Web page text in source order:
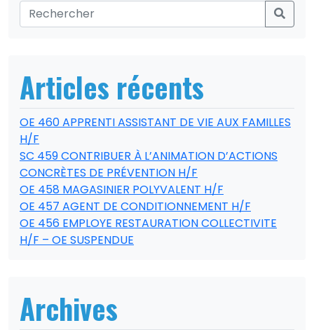
Articles récents
OE 460 APPRENTI ASSISTANT DE VIE AUX FAMILLES
H/F
SC 459 CONTRIBUER À L’ANIMATION D’ACTIONS
CONCRÈTES DE PRÉVENTION H/F
OE 458 MAGASINIER POLYVALENT H/F
OE 457 AGENT DE CONDITIONNEMENT H/F
OE 456 EMPLOYE RESTAURATION COLLECTIVITE
H/F – OE SUSPENDUE
Archives